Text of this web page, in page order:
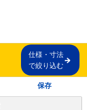
仕様・寸法
で絞り込む
保存